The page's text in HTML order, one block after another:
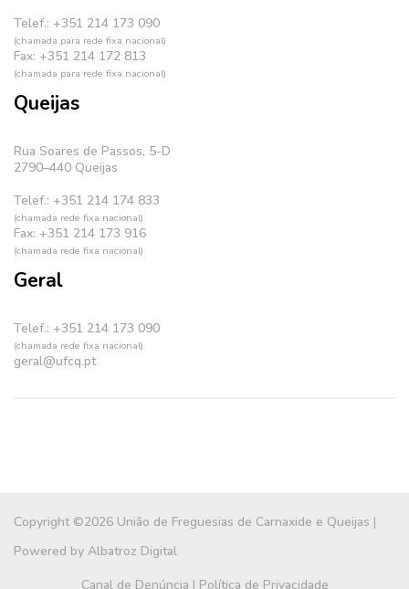
Telef.: +351 214 173 090
(chamada para rede fixa nacional)
Fax: +351 214 172 813
(chamada para rede fixa nacional)
Queijas
Rua Soares de Passos, 5-D
2790–440 Queijas
Telef.: +351 214 174 833
(chamada rede fixa nacional)
Fax: +351 214 173 916
(chamada rede fixa nacional)
Geral
Telef.: +351 214 173 090
(chamada rede fixa nacional)
geral@ufcq.pt
Copyright ©2026 União de Freguesias de Carnaxide e Queijas |
Powered by Albatroz Digital
Canal de Denúncia | Política de Privacidade